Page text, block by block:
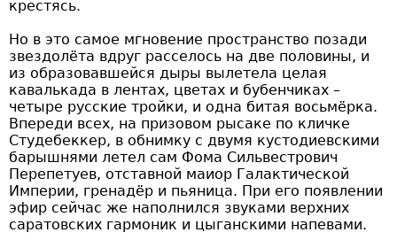
крестясь.
Но в это самое мгновение пространство позади
звездолёта вдруг расселось на две половины, и
из образовавшейся дыры вылетела целая
кавалькада в лентах, цветах и бубенчиках –
четыре русские тройки, и одна битая восьмёрка.
Впереди всех, на призовом рысаке по кличке
Студебеккер, в обнимку с двумя кустодиевскими
барышнями летел сам Фома Сильвестрович
Перепетуев, отставной маиор Галактической
Империи, гренадёр и пьяница. При его появлении
эфир сейчас же наполнился звуками верхних
саратовских гармоник и цыганскими напевами.